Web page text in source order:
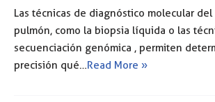
Las técnicas de diagnóstico molecular del
pulmón, como la biopsia líquida o las
secuenciación genómica , permiten
precisión qué…Read More »